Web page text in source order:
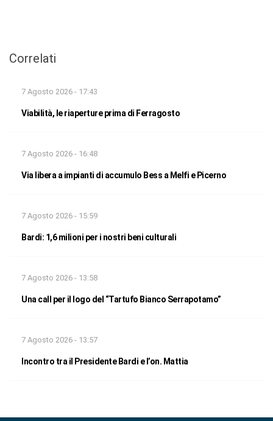
Correlati
7 Agosto 2026 - 17:43
Viabilità, le riaperture prima di Ferragosto
7 Agosto 2026 - 16:48
Via libera a impianti di accumulo Bess a Melfi e Picerno
7 Agosto 2026 - 15:59
Bardi: 1,6 milioni per i nostri beni culturali
7 Agosto 2026 - 13:58
Una call per il logo del “Tartufo Bianco Serrapotamo”
7 Agosto 2026 - 13:57
Incontro tra il Presidente Bardi e l’on. Mattia